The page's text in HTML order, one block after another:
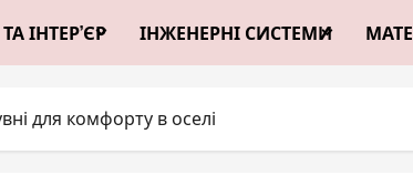
ІНТЕР’ЄР ІНЖЕНЕРНІ СИСТЕМИ
для комфорту в оселі